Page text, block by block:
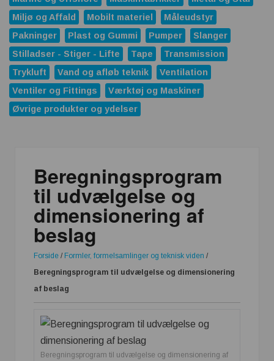
Miljø og Affald
Mobilt materiel
Måleudstyr
Pakninger
Plast og Gummi Pumper
Slanger
Stilladser - Stiger - Lifte
Tape
Transmission
Trykluft
Vand og afløb teknik
Ventilation
Ventiler og Fittings
Værktøj og Maskiner
Øvrige produkter og ydelser
Beregningsprogram
til udvælgelse og
dimensionering af
beslag
Forside / Formler, formelsamlinger og teknisk viden /
Beregningsprogram til udvælgelse og dimensionering
af beslag
Beregningsprogram til udvælgelse og dimensionering af